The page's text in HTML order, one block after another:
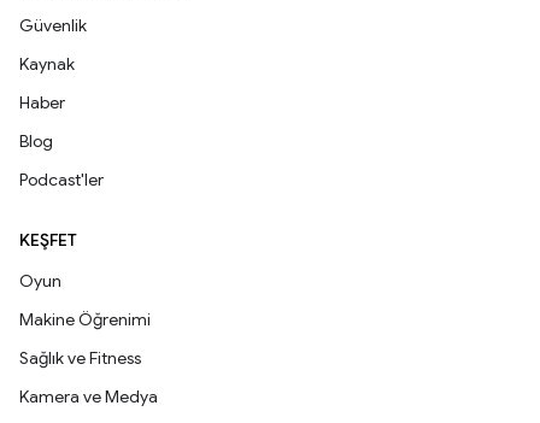
Güvenlik
Kaynak
Haber
Blog
Podcast'ler
KEŞFET
Oyun
Makine Öğrenimi
Sağlık ve Fitness
Kamera ve Medya